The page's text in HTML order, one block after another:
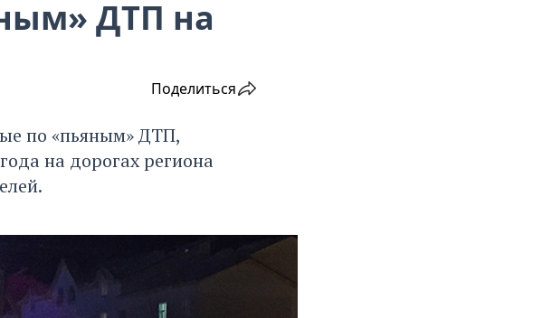
ДТП на
Поделиться
по «пьяным» ДТП,
на дорогах региона